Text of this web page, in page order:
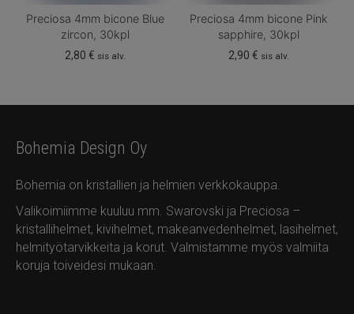
Preciosa 4mm bicone Blue
zircon, 30kpl
2,80€ sis alv.
Preciosa 4mm bicone Pink
sapphire, 30kpl
2,90 € sis alv.
Bohemia Design Oy
Bohemia on kristallien ja helmien verkkokauppa.
Valikoimiimme kuuluu mm. Swarovski ja Preciosa –
kristallihelmet, kivihelmet, makeanvedenhelmet, lasihelmet,
helmityötarvikkeita ja korut. Valmistamme myös valmiita
koruja toiveidesi mukaan.